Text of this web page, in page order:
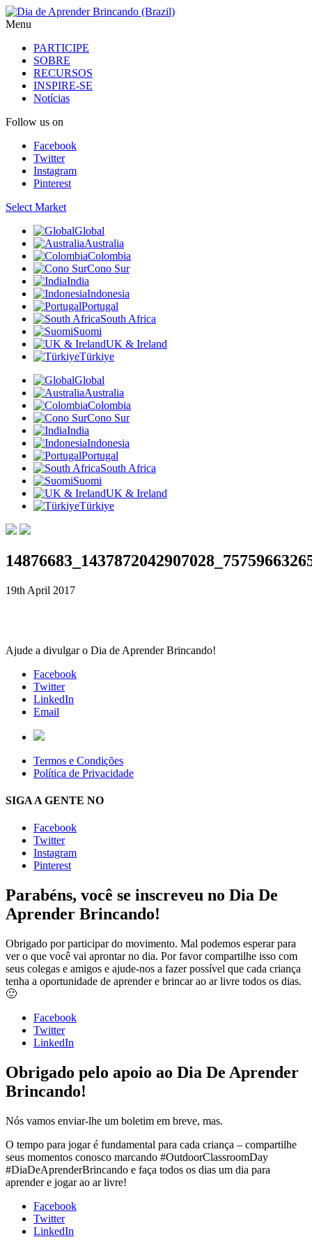
Menu
PARTICIPE
SOBRE
RECURSOS
INSPIRE-SE
Notícias
Follow us on
Facebook
Twitter
Instagram
Pinterest
Select Market
Global
Australia
Colombia
Cono Sur
India
Indonesia
Portugal
South Africa
Suomi
UK & Ireland
Türkiye
Global
Australia
Colombia
Cono Sur
India
Indonesia
Portugal
South Africa
Suomi
UK & Ireland
Türkiye
19th April 2017
Ajude a divulgar o Dia de Aprender Brincando!
Facebook
Twitter
LinkedIn
Email
Termos e Condições
Política de Privacidade
SIGA A GENTE NO
Facebook
Twitter
Instagram
Pinterest
Parabéns, você se inscreveu no Dia De
Aprender Brincando!
Obrigado por participar do movimento. Mal podemos esperar para
ver o que você vai aprontar no dia. Por favor compartilhe isso com
seus colegas e amigos e ajude-nos a fazer possível que cada criança
tenha a oportunidade de aprender e brincar ao ar livre todos os dias.
🙂
Facebook
Twitter
LinkedIn
Obrigado pelo apoio ao Dia De Aprender
Brincando!
Nós vamos enviar-lhe um boletim em breve, mas.
O tempo para jogar é fundamental para cada criança – compartilhe
seus momentos conosco marcando #OutdoorClassroomDay
#DiaDeAprenderBrincando e faça todos os dias um dia para
aprender e jogar ao ar livre!
Facebook
Twitter
LinkedIn